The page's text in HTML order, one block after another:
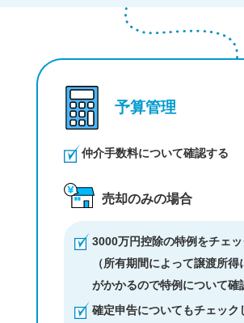
予算管理
仲介手数料について確認する
売却のみの場合
3000万円控除の特例をチェッ
（所有期間によって譲渡所
がかかるので特例について確
確定申告についてもチェック